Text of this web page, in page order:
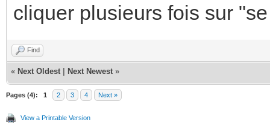
cliquer plusieurs fois sur
Find
« Next Oldest Next Newest »
Pages (4): 1 2 3 4 Next »
View a Printable Version